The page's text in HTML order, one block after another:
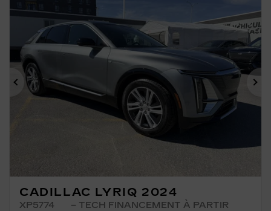
Précédent
CADILLAC LYRIQ 2024
XP5774
– TECH FINANCEMENT À PARTIR